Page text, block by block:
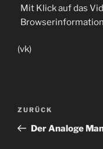
Mit Klick auf das
(vk)
Vorheriger
Beitrag
ZURÜCK
Der Analoge